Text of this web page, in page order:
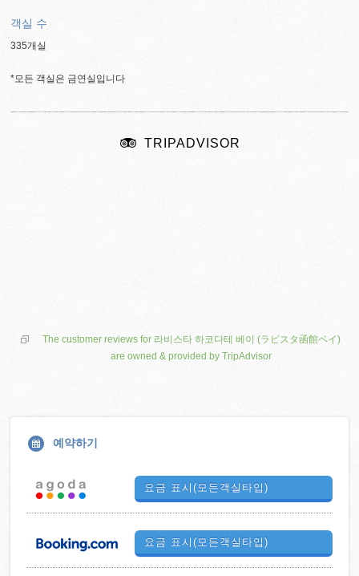
객실 수
335개실
*모든 객실은 금연실입니다
TRIPADVISOR
The customer reviews for 라비스타 하코다테 베이 (ラビスタ函館ベイ)
are owned & provided by TripAdvisor
예약하기
요금 표시(모든객실타입)
요금 표시(모든객실타입)